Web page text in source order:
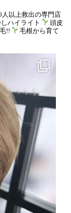
以上救出の専門店
ハイライト
頭皮
!!
毛根から育て